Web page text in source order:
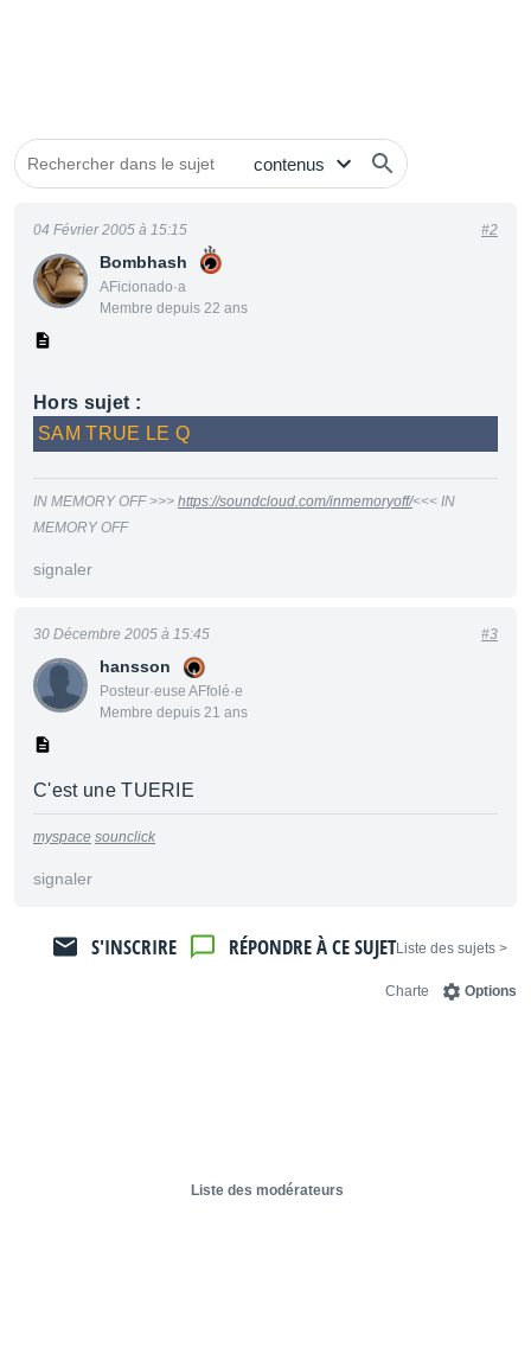
Bombhash
AFicionado·a
Membre depuis 22 ans
04 Février 2005 à 15:15 #2
Hors sujet :
SAM TRUE LE Q
IN MEMORY OFF >>> https://soundcloud.com/inmemoryoff/<<< IN
MEMORY OFF
signaler
hansson
Posteur·euse AFfolé·e
Membre depuis 21 ans
30 Décembre 2005 à 15:45 #3
C'est une TUERIE
myspace sounclick
signaler
< Liste des sujets
RÉPONDRE À CE SUJET
S'INSCRIRE
Options
Charte
Liste des modérateurs